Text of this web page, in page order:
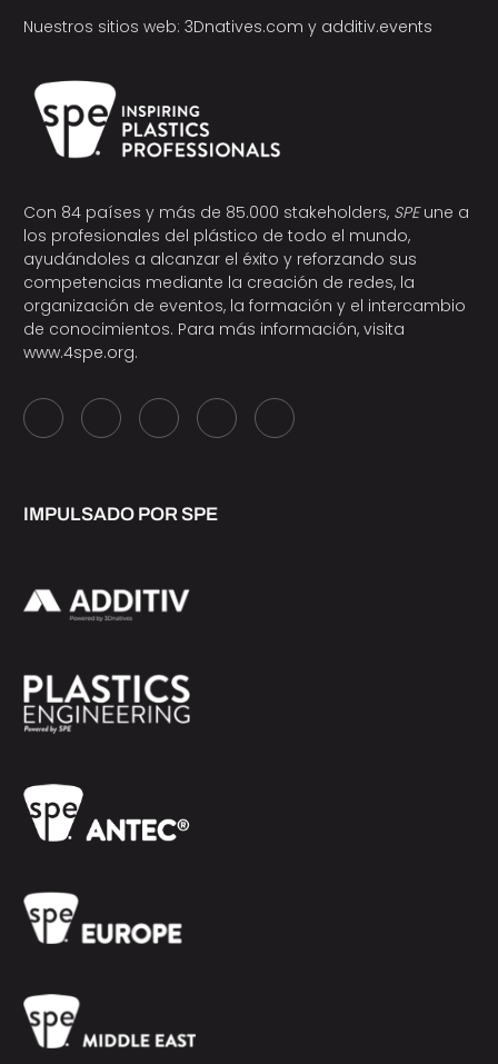
Nuestros sitios web: 3Dnatives.com y additiv.events
Con 84 países y más de 85.000 stakeholders, SPEune a
los profesionales del plástico de todo el mundo,
ayudándoles a alcanzar el éxito y reforzando sus
competencias mediante la creación de redes, la
organización de eventos, la formación y el intercambio
de conocimientos. Para más información, visita
www.4spe.org.
IMPULSADO POR SPE